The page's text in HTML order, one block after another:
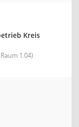
Kreis
1.04)